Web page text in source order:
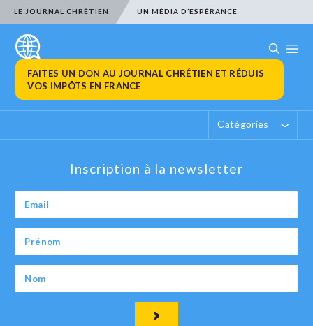
LE JOURNAL CHRÉTIEN UN MÉDIA D’ESPÉRANCE
FAITES UN DON AU JOURNAL CHRÉTIEN ET RÉDUIS
VOS IMPÔTS EN FRANCE
Catégories
Inscription à la newsletter